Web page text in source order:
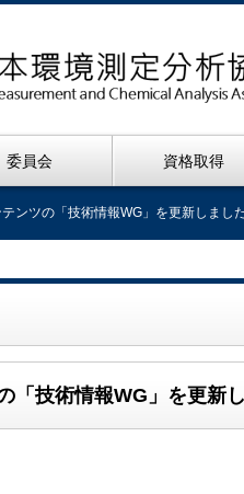
委員会 資格取得
ンツの「技術情報WG」を更新しまし
「技術情報WG」を更新